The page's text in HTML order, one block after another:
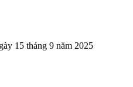
15 tháng 9 năm 2025